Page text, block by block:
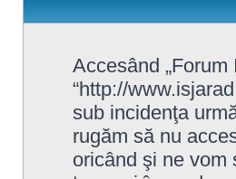
Accesând „Forum
“http://
sub incidenţa
rugăm să nu
oricând şi ne vom